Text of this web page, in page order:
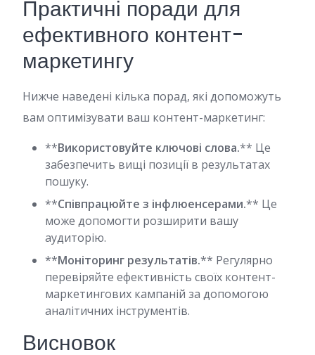
Практичні поради для
ефективного контент-
маркетингу
Нижче наведені кілька порад, які допоможуть
вам оптимізувати ваш контент-маркетинг:
**Використовуйте ключові слова.** Це
забезпечить вищі позиції в результатах
пошуку.
**Співпрацюйте з інфлюенсерами.** Це
може допомогти розширити вашу
аудиторію.
**Моніторинг результатів.** Регулярно
перевіряйте ефективність своїх контент-
маркетингових кампаній за допомогою
аналітичних інструментів.
Висновок